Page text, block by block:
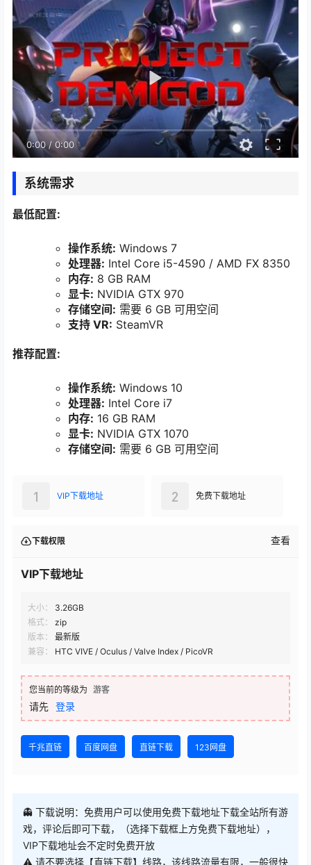
0:00/0:00
系统需求
最低配置:
操作系统: Windows 7
处理器: Intel Core i5-4590 / AMD FX 8350
内存: 8 GB RAM
显卡: NVIDIA GTX 970
存储空间: 需要 6 GB 可用空间
支持 VR: SteamVR
推荐配置:
操作系统: Windows 10
处理器: Intel Core i7
内存: 16 GB RAM
显卡: NVIDIA GTX 1070
存储空间: 需要 6 GB 可用空间
VIP下载地址
1 免费下载地址
2
下载权限 查看
VIP下载地址
大小：
3.26GB
格式：
zip
版本：
最新版
兼容：
HTC VIVE / Oculus / Valve Index / PicoVR
您当前的等级为 游客
请先 登录
千兆直链 百度网盘 直链下载 123网盘
👻 下载说明：免费用户可以使用免费下载地址下载全站所有游
戏，评论后即可下载，（选择下载框上方免费下载地址），
VIP下载地址会不定时免费开放
⚠ 请不要选择【直链下载】线路，该线路流量有限，一般很快